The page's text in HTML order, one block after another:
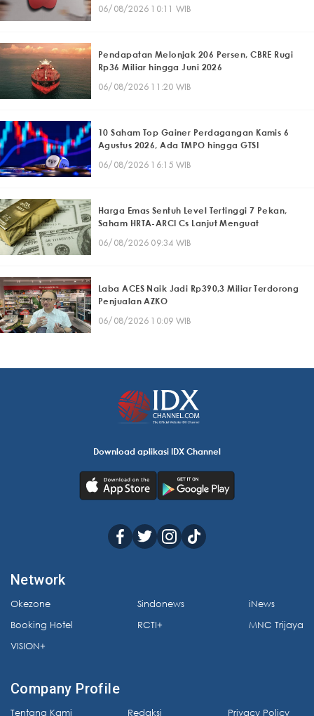
06/08/2026 10:11 WIB
Pendapatan Melonjak 206 Persen, CBRE Rugi
Rp36 Miliar hingga Juni 2026
06/08/2026 11:20 WIB
10 Saham Top Gainer Perdagangan Kamis 6
Agustus 2026, Ada TMPO hingga GTSI
06/08/2026 16:15 WIB
Harga Emas Sentuh Level Tertinggi 7 Pekan,
Saham HRTA-ARCI Cs Lanjut Menguat
06/08/2026 09:34 WIB
Laba ACES Naik Jadi Rp390,3 Miliar Terdorong
Penjualan AZKO
06/08/2026 10:09 WIB
Download aplikasi IDX Channel
Network
Okezone
Booking Hotel
VISION+
Sindonews
RCTI+
iNews
MNC Trijaya
Company Profile
Tentang Kami Redaksi Privacy Policy